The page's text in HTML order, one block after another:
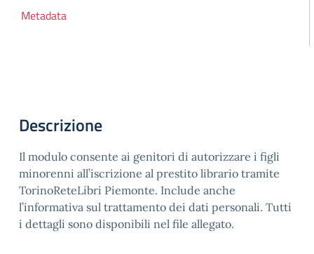
Metadata
Descrizione
Il modulo consente ai genitori di autorizzare i figli
minorenni all’iscrizione al prestito librario tramite
TorinoReteLibri Piemonte. Include anche
l’informativa sul trattamento dei dati personali. Tutti
i dettagli sono disponibili nel file allegato.